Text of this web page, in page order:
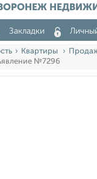
ВОРОНЕЖ
Закладки
Квартиры
№7296